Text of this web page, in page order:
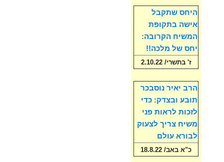
היחס שתקבל
אישה בתקופת
המשיח הקרובה:
יחס של מלכה!!
ז' בתשרי/ 2.10.22
הרב יאיר נוסבכר
תובע ובצדק: כדי
לזכות לראות פני
משיח צריך לצעוק
לבורא עולם
כ"א באב/ 18.8.22